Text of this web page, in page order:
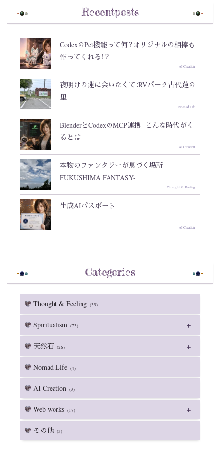
Recentposts
CodexのPet機能って何？オリジナルの相棒も
作ってくれる！？
AI Creation
夜明けの蓮に会いたくて：RVパーク古代蓮の
里
Nomad Life
BlenderとCodexのMCP連携 -こんな時代がく
るとは-
AI Creation
本物のファンタジーが息づく場所 -
FUKUSHIMA FANTASY-
Thought & Feeling
生成AIパスポート
AI Creation
Categories
Thought & Feeling (35)
Spiritualism (73)
天然石 (26)
Nomad Life (4)
AI Creation (3)
Web works (17)
その他 (3)